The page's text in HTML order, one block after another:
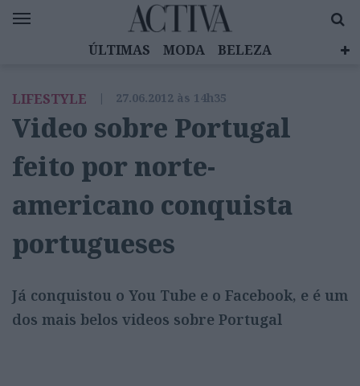
ÚLTIMAS MODA
BELEZA
EMOÇÕES
MULHERES INSPIRADORAS
DIZ QUEM SABE
ACTIVA BRAND STUDIO
LIFESTYLE | 27.06.2012 às 14h35
Video sobre Portugal
feito por norte-
americano conquista
portugueses
Já conquistou o You Tube e o Facebook, e é um
dos mais belos videos sobre Portugal